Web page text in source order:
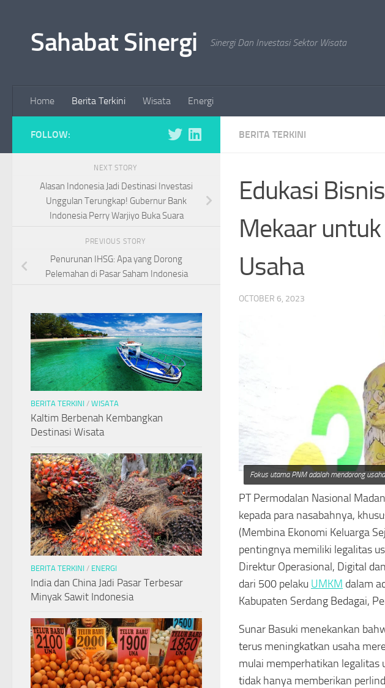
Sahabat Sinergi Sinergi Dan Investasi Sektor Wisata
Home Berita Terkini Wisata Energi
BERITA TERKINI
Edukasi
Mekaar
Usaha
OCTOBER 6, 2023
Fokus utama PNM adalah mendorong
PT Permodalan Nasional
kepada para nasabahnya,
(Membina Ekonomi Keluarga
pentingnya memiliki legalitas
Direktur Operasional, Digital
dari 500 pelaku UMKM dalam
Kabupaten Serdang Bedagai,
Sunar Basuki menekankan
terus meningkatkan usaha
mulai memperhatikan legalitas
tidak hanya memberikan
FOLLOW:
NEXT STORY
Alasan Indonesia Jadi Destinasi Investasi
Unggulan Terungkap! Gubernur Bank
Indonesia Perry Warjiyo Buka Suara
PREVIOUS STORY
Penurunan IHSG: Apa yang Dorong
Pelemahan di Pasar Saham Indonesia
BERITA TERKINI / WISATA
Kaltim Berbenah Kembangkan
Destinasi Wisata
BERITA TERKINI / ENERGI
India dan China Jadi Pasar Terbesar
Minyak Sawit Indonesia